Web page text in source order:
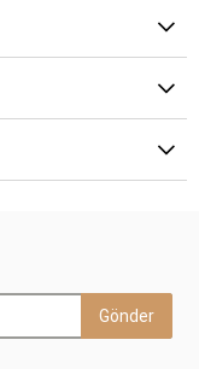
Gönder